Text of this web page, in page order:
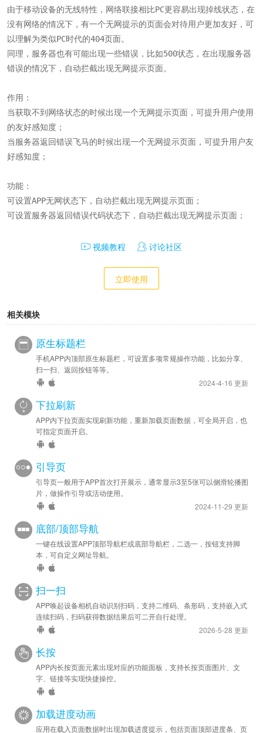
由于移动设备的无线特性，网络联接相比PC更容易出现掉线状态，在
没有网络的情况下，有一个无网提示的页面会对待用户更加友好，可
以理解为类似PC时代的404页面。
同理，服务器也有可能出现一些错误，比如500状态，在出现服务器
错误的情况下，自动拦截出现无网提示页面。
作用：
当获取不到网络状态的时候出现一个无网提示页面，可提升用户使用
的友好感知度；
当服务器返回错误飞马的时候出现一个无网提示页面，可提升用户友
好感知度；
功能：
可设置APP无网状态下，自动拦截出现无网提示页面；
可设置服务器返回错误代码状态下，自动拦截出现无网提示页面；
视频教程 讨论社区
立即使用
相关模块
原生标题栏
手机APP内顶部原生标题栏，可设置多项常规操作功能，比如分享、
扫一扫、返回按钮等等。
2024-4-16 更新
下拉刷新
APP内下拉页面实现刷新功能，重新加载页面数据，可全局开启，也
可指定页面开启。
引导页
引导页一般用于APP首次打开展示，通常显示3至5张可以侧滑轮播图
片，做操作引导或活动使用。
2024-11-29 更新
底部/顶部导航
一键在线设置APP顶部导航栏或底部导航栏，二选一，按钮支持脚
本，可自定义网址导航。
扫一扫
APP唤起设备相机自动识别扫码，支持二维码、条形码，支持嵌入式
连续扫码，扫码获得数据结果后可二开自行处理。
2026-5-28 更新
长按
APP内长按页面元素出现对应的功能面板，支持长按页面图片、文
字、链接等实现快捷操控。
加载进度动画
应用在载入页面数据时出现加载进度提示，包括页面顶部进度条、页